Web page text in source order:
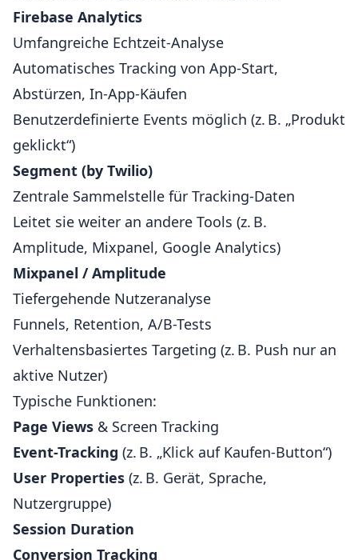
Firebase Analytics
Umfangreiche Echtzeit-Analyse
Automatisches Tracking von App-Start,
Abstürzen, In-App-Käufen
Benutzerdefinierte Events möglich (z. B. „Produkt
geklickt“)
Segment (by Twilio)
Zentrale Sammelstelle für Tracking-Daten
Leitet sie weiter an andere Tools (z. B.
Amplitude, Mixpanel, Google Analytics)
Mixpanel / Amplitude
Tiefergehende Nutzeranalyse
Funnels, Retention, A/B-Tests
Verhaltensbasiertes Targeting (z. B. Push nur an
aktive Nutzer)
Typische Funktionen:
Page Views & Screen Tracking
Event-Tracking (z. B. „Klick auf Kaufen-Button“)
User Properties (z. B. Gerät, Sprache,
Nutzergruppe)
Session Duration
Conversion Tracking